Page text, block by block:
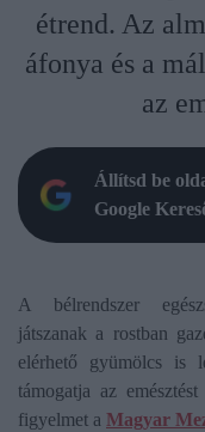
étrend. Az
áfonya és a
az
Állítsd be
Google
A bélrendszer
játszanak a rostban
elérhető gyümölcs is
támogatja az
figyelmet a Magyar